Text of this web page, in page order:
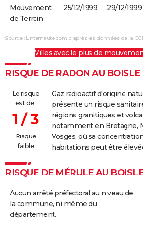
Mouvement
de Terrain
25/12/1999 29/12/1999
Source : Linternaute.com d'après les données de la
Villes avec le plus de
RISQUE DE RADON AU BOISLE
Le risque
est de :
1 / 3
Risque
faible
Gaz radioactif d'origine
présente un risque
régions granitiques et
notamment en Bretagne,
Vosges, où sa
habitations peut être
RISQUE DE MÉRULE AU BOISLE
Aucun arrêté préfectoral au niveau de
la commune, ni même du
département.